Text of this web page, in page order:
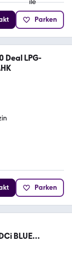
Parken
Deal LPG-
Parken
BLUE